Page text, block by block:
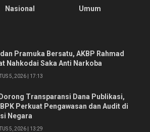
Nasional
Umum
dan Pramuka Bersatu, AKBP Rahmad
Nahkodai Saka Anti Narkoba
5, 2026 | 17:13
Transparansi Dana Publikasi,
Perkuat Pengawasan dan Audit di
Negara
5, 2026 | 13:29